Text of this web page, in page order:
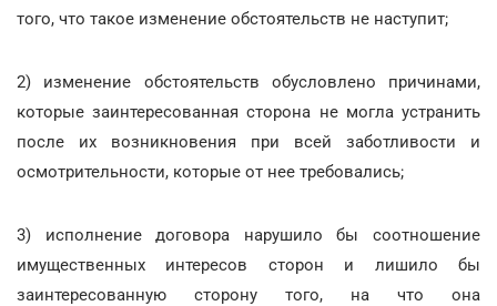
того, что такое изменение обстоятельств не наступит;
2) изменение обстоятельств обусловлено причинами,
которые заинтересованная сторона не могла устранить
после их возникновения при всей заботливости и
осмотрительности, которые от нее требовались;
3) исполнение договора нарушило бы соотношение
имущественных интересов сторон и лишило бы
заинтересованную сторону того, на что она